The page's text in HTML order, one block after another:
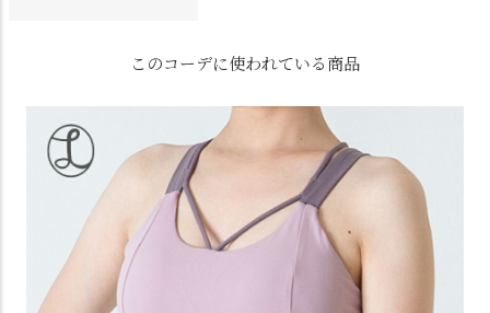
このコーデに使われている商品